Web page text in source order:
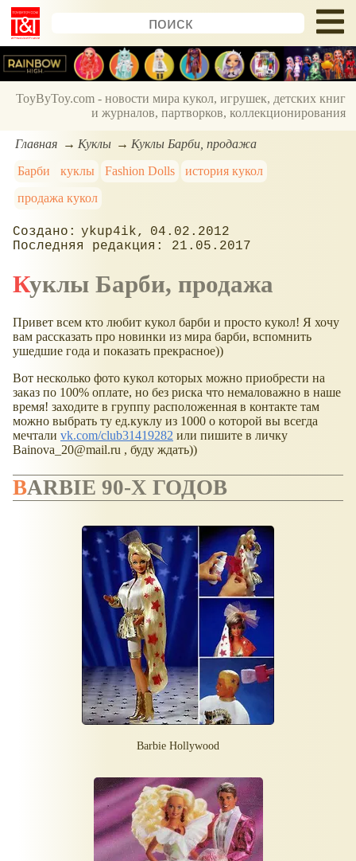
ToyByToy.com - новости мира кукол, игрушек, детских книг
и журналов, партворков, коллекционирования
Главная Куклы
Куклы Барби, продажа
Барби
куклы Fashion Dolls
история кукол
продажа кукол
ykup4ik
04.02.2012
21.05.2017
Куклы Барби, продажа
Привет всем кто любит кукол барби и просто кукол! Я хочу
вам рассказать про новинки из мира барби, вспомнить
ушедшие года и показать прекрасное))
Вот несколько фото кукол которых можно приобрести на
заказ по 100% оплате, но без риска что немаловажно в наше
время! заходите в группу расположенная в контакте там
можно выбрать ту ед.куклу из 1000 о которой вы всегда
мечтали vk.com/club31419282 или пишите в личку
Bainova_20@mail.ru , буду ждать))
BARBIE 90-Х ГОДОВ
Barbie Hollywood